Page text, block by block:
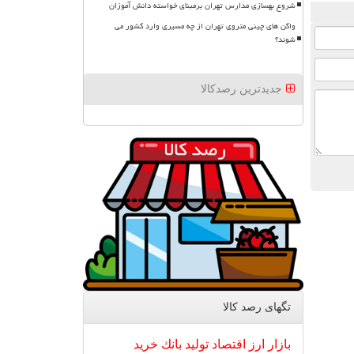
شروع بهسازی مدارس تهران برمبنای خواسته دانش آموزان
واگن های چینی متروی تهران از چه مسیری وارد کشور می
شوند؟
جدیدترین رصدکالا
تگهای رصد كالا
بازار ارز اقتصاد تولید بانك خرید